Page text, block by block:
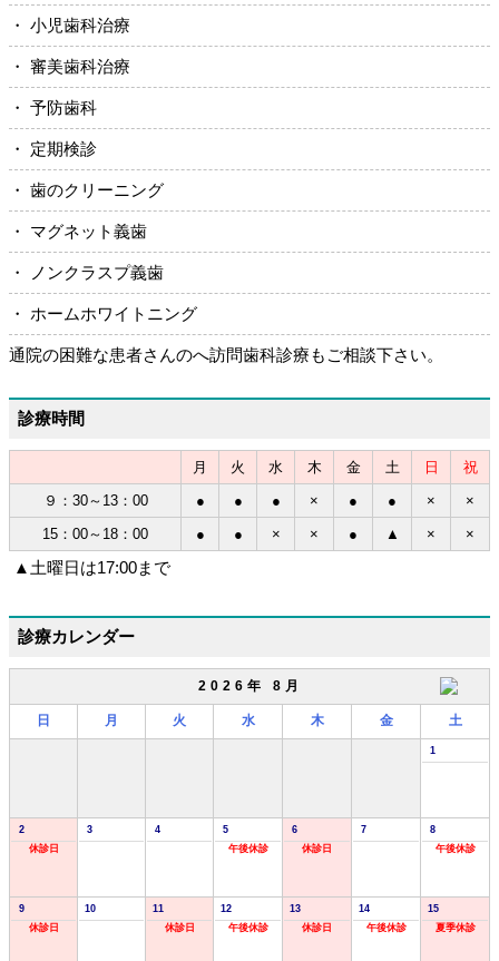
・ 小児歯科治療
・ 審美歯科治療
・ 予防歯科
・ 定期検診
・ 歯のクリーニング
・ マグネット義歯
・ ノンクラスプ義歯
・ ホームホワイトニング
通院の困難な患者さんのへ訪問歯科診療もご相談下さい。
診療時間
月 火 水 木 金 土 日
祝
９：30～13：00
● ● ● × ● ● ×
×
15：00～18：00
● ● × × ● ▲ × ×
▲土曜日は17:00まで
診療カレンダー
2026年 8月
日 月 火 水 木 金 土
1
2
休診日
3 4
5
午後休診
6
休診日
7
8
午後休診
9
休診日
10
11
休診日
12
午後休診
13
休診日
14
午後休診
15
夏季休診